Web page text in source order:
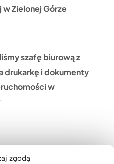
zgodą
w Zielonej Górze
szafę biurową z
drukarkę i dokumenty
w